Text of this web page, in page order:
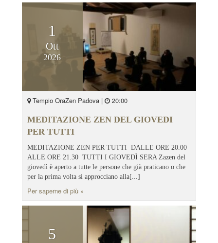
1
Ott
2026
Tempio OraZen Padova | 20:00
MEDITAZIONE ZEN DEL GIOVEDI
PER TUTTI
MEDITAZIONE ZEN PER TUTTI DALLE ORE 20.00
ALLE ORE 21.30 TUTTI I GIOVEDÌ SERA Zazen del
giovedì è aperto a tutte le persone che già praticano o che
per la prima volta si approcciano alla[...]
Per saperne di più »
5